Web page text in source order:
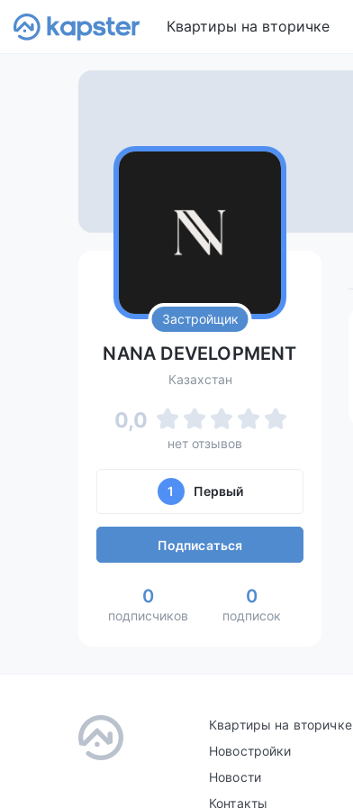
Квартиры на вторичке
Застройщик
NANA DEVELOPMENT
Казахстан
0,0
нет отзывов
1 Первый
Подписаться
0
подписчиков
0
подписок
Квартиры на вторичке
Новостройки
Новости
Контакты